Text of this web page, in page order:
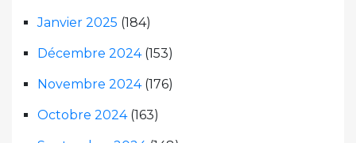
Janvier 2025 (184)
Décembre 2024(153)
Novembre 2024(176)
Octobre 2024(163)